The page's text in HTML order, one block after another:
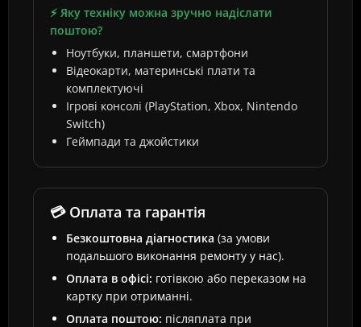
⚡ Яку техніку можна зручно надіслати
поштою?
Ноутбуки, планшети, смартфони
Відеокарти, материнські плати та
комплектуючі
Ігрові консолі (PlayStation, Xbox, Nintendo
Switch)
Геймпади та джойстики
💳 Оплата та гарантія
Безкоштовна діагностика (за умови
подальшого виконання ремонту у нас).
Оплата в офісі: готівкою або переказом на
картку при отриманні.
Оплата поштою: післяплата при